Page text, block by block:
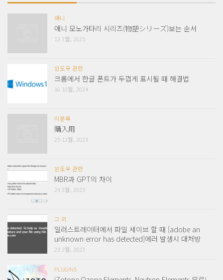
애니
애니 모노가타리 시리즈(物語シリーズ)보는 순서
13 7월, 2025
윈도우 관련
크롬에서 한글 폰트가 두껍게 표시될 때 해결법
16 10월, 2024
미분류
購入用
25 12월, 2023
윈도우 관련
MBR과 GPT의 차이
24 3월, 2023
그 외
일러스트레이터에서 파일 세이브 할 때 [adobe an
unknown error has detected]에러 발생시 대처방
23 2월, 2023
PLUGINS